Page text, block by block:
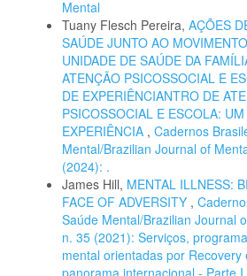
Mental
Tuany Flesch Pereira, AÇÕES
SAÚDE JUNTO AO
UNIDADE DE SAÚDE DA
ATENÇÃO PSICOSSOCIAL E
DE EXPERIÊNCIANTRO DE
PSICOSSOCIAL E ESCOLA:
EXPERIÊNCIA , Cadernos
Mental/Brazilian Journal of
(2024): .
James Hill, MENTAL ILLNESS:
FACE OF ADVERSITY ,
Saúde Mental/Brazilian Journal
n. 35 (2021): Serviços,
mental orientadas por Recovery